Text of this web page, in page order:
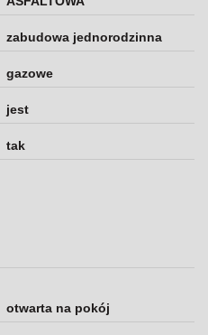
zabudowa jednorodzinna
gazowe
jest
tak
otwarta na pokój